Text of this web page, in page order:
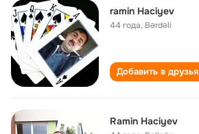
ramin Haciyev
44 года, Bərdəli
Добавить в друзья
Ramin Haciyev